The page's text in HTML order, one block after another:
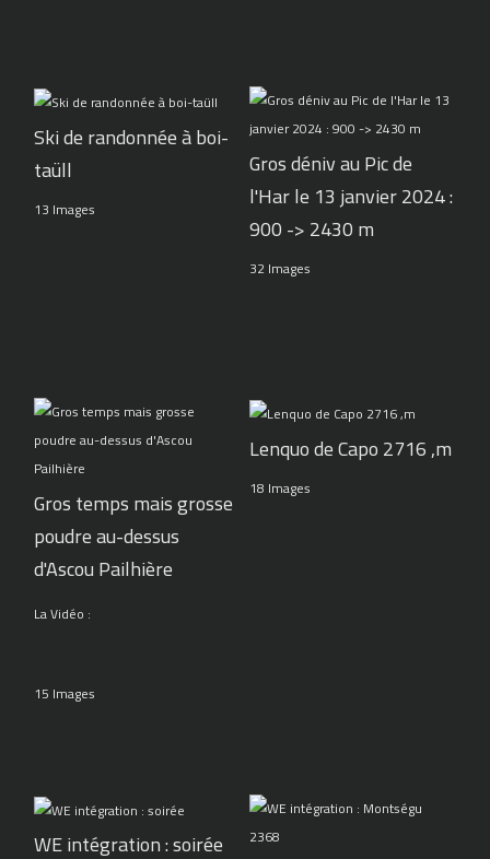
Ski de randonnée à boi-
taüll
13 Images
Gros déniv au Pic de
l'Har le 13 janvier 2024 :
900 -> 2430 m
32 Images
Gros temps mais grosse
poudre au-dessus
d'Ascou Pailhière
La Vidéo :
15 Images
Lenquo de Capo 2716 ,m
18 Images
WE intégration : soirée